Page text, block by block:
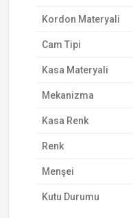
Kordon Materyali
Cam Tipi
Kasa Materyali
Mekanizma
Kasa Renk
Renk
Menşei
Kutu Durumu